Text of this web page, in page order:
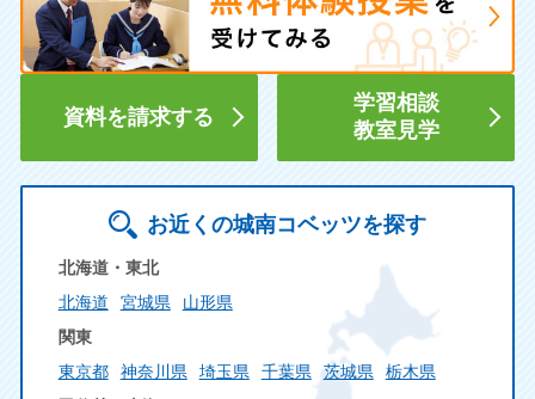
資料を請求する
学習相談
教室見学
お近くの城南コベッツを探す
北海道・東北
北海道
宮城県
山形県
関東
東京都
神奈川県 埼玉県 千葉県 茨城県
栃木県